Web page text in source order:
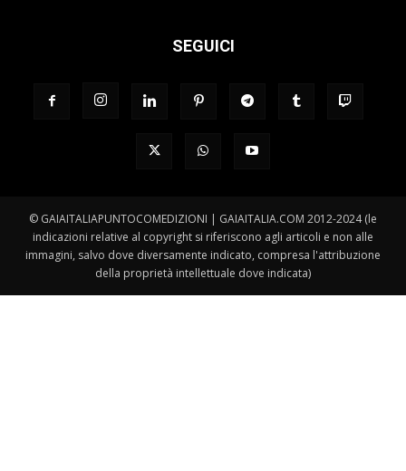
SEGUICI
© GAIAITALIAPUNTOCOMEDIZIONI | GAIAITALIA.COM 2012-2024 (le
indicazioni relative al copyright si riferiscono agli articoli e non alle
immagini, salvo dove diversamente indicato, compresa l'attribuzione
della proprietà intellettuale dove indicata)